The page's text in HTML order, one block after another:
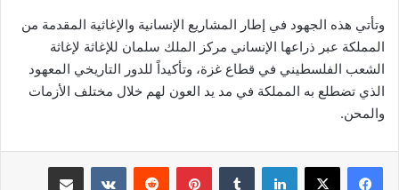
وتأتي هذه الجهود في إطار المشاريع الإنسانية والإغاثية المقدمة من
المملكة عبر ذراعها الإنساني مركز الملك سلمان للإغاثة لإغاثة
الشعب الفلسطيني في قطاع غزة، وتأكيداً للدور التاريخي المعهود
الذي تضطلع به المملكة في مد يد العون لهم خلال مختلف الأزمات
والمحن.
لينكدإن بينتيريست مشاركة عبر البريد